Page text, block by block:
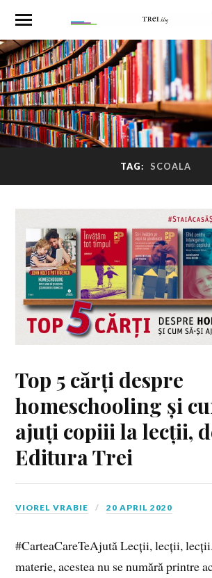
TAG: SCOALA
Top 5 cărți despre
homeschooling și
ajuți copiii la lecții,
Editura Trei
VIOREL VRABIE 20 APRIL 2020
#CarteaCareTeAjută Lecții, lecții,
materie, acestea nu se numără printre